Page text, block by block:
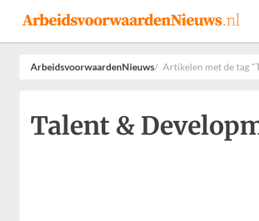
ArbeidsvoorwaardenNieuws Artikelen met de tag
Talent &